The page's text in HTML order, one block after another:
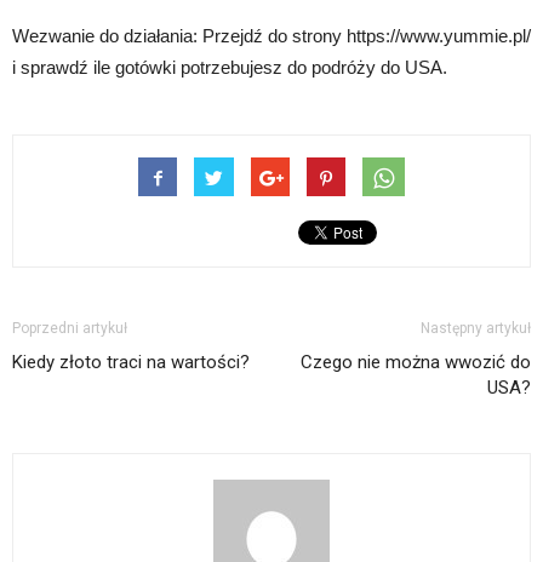
Wezwanie do działania: Przejdź do strony https://www.yummie.pl/
i sprawdź ile gotówki potrzebujesz do podróży do USA.
Poprzedni artykuł
Kiedy złoto traci na wartości?
Następny artykuł
Czego nie można wwozić do
USA?